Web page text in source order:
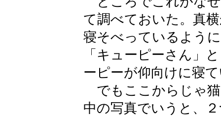
て調べておいた。真
寝そべっているよう
「キューピーさん」
ーピーが仰向けに寝
でもここからじゃ
中の写真でいうと、